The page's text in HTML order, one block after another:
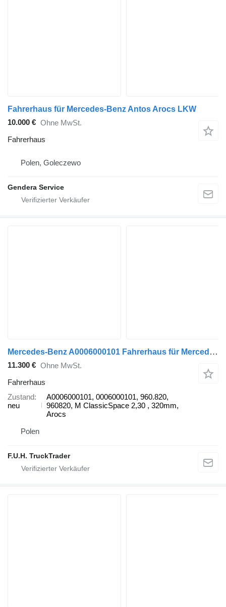
Fahrerhaus für Mercedes-Benz Antos Arocs LKW
10.000 € Ohne MwSt.
Fahrerhaus
Polen, Goleczewo
Gendera Service
Mercedes-Benz A0006000101 Fahrerhaus für Mercedes-Benz Arocs M Classic LKW
11.300 € Ohne MwSt.
Fahrerhaus
Zustand
neu
A0006000101, 0006000101, 960.820,
960820, M ClassicSpace 2,30 , 320mm,
Arocs
Polen
F.U.H. TruckTrader